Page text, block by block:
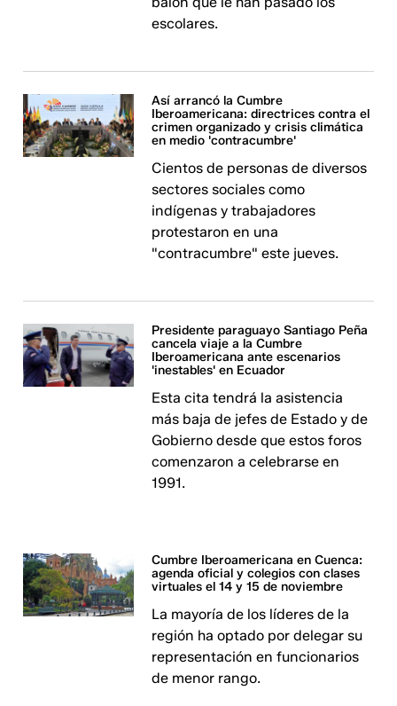
escolares.
Así arrancó la Cumbre
Iberoamericana: directrices contra el
crimen organizado y crisis climática
en medio 'contracumbre'
Cientos de personas de diversos
sectores sociales como
indígenas y trabajadores
protestaron en una
"contracumbre" este jueves.
Presidente paraguayo Santiago Peña
cancela viaje a la Cumbre
Iberoamericana ante escenarios
'inestables' en Ecuador
Esta cita tendrá la asistencia
más baja de jefes de Estado y de
Gobierno desde que estos foros
comenzaron a celebrarse en
1991.
Cumbre Iberoamericana en Cuenca:
agenda oficial y colegios con clases
virtuales el 14 y 15 de noviembre
La mayoría de los líderes de la
región ha optado por delegar su
representación en funcionarios
de menor rango.